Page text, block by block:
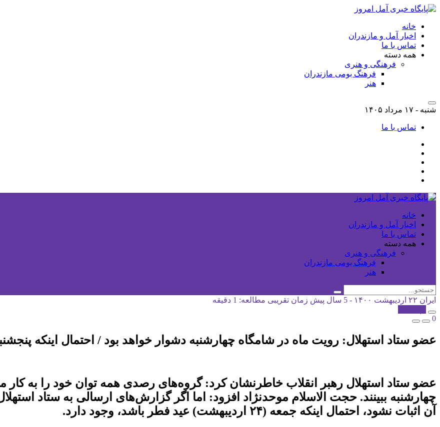
خانه
اخبار آمل و مازندران
تماس با ما
همه دسته
فرهنگی و هنری
فرهنگ بومی مازندران
هنر
شنبه - ۱۷ مرداد ۱۴۰۵
تماس با ما
خانه
اخبار آمل و مازندران
تماس با ما
همه دسته
فرهنگی و هنری
فرهنگ بومی مازندران
هنر
ایران ۲۲ اردیبهشت ۱۴۰۰ - 5 سال پیش
زمان تقریبی مطالعه: 1 دقیقه
0
عضو ستاد استهلال: رویت ماه در شامگاه چهارشنبه دشوار خواهد بود / احتمال اینکه پنجشنبه یا
عضو ستاد استهلال رهبر انقلاب خاطرنشان کرد: گروه‌های رصدی همه توان خود را به کار
چهارشنبه ببینند. حجت الاسلام موحدنژاد افزود: اما اگر گزارش‌های ارسالی به ستاد
آن اثبات نشود، احتمال اینکه جمعه (۲۴ اردیبهشت) عید فطر باشد، وجود دارد.